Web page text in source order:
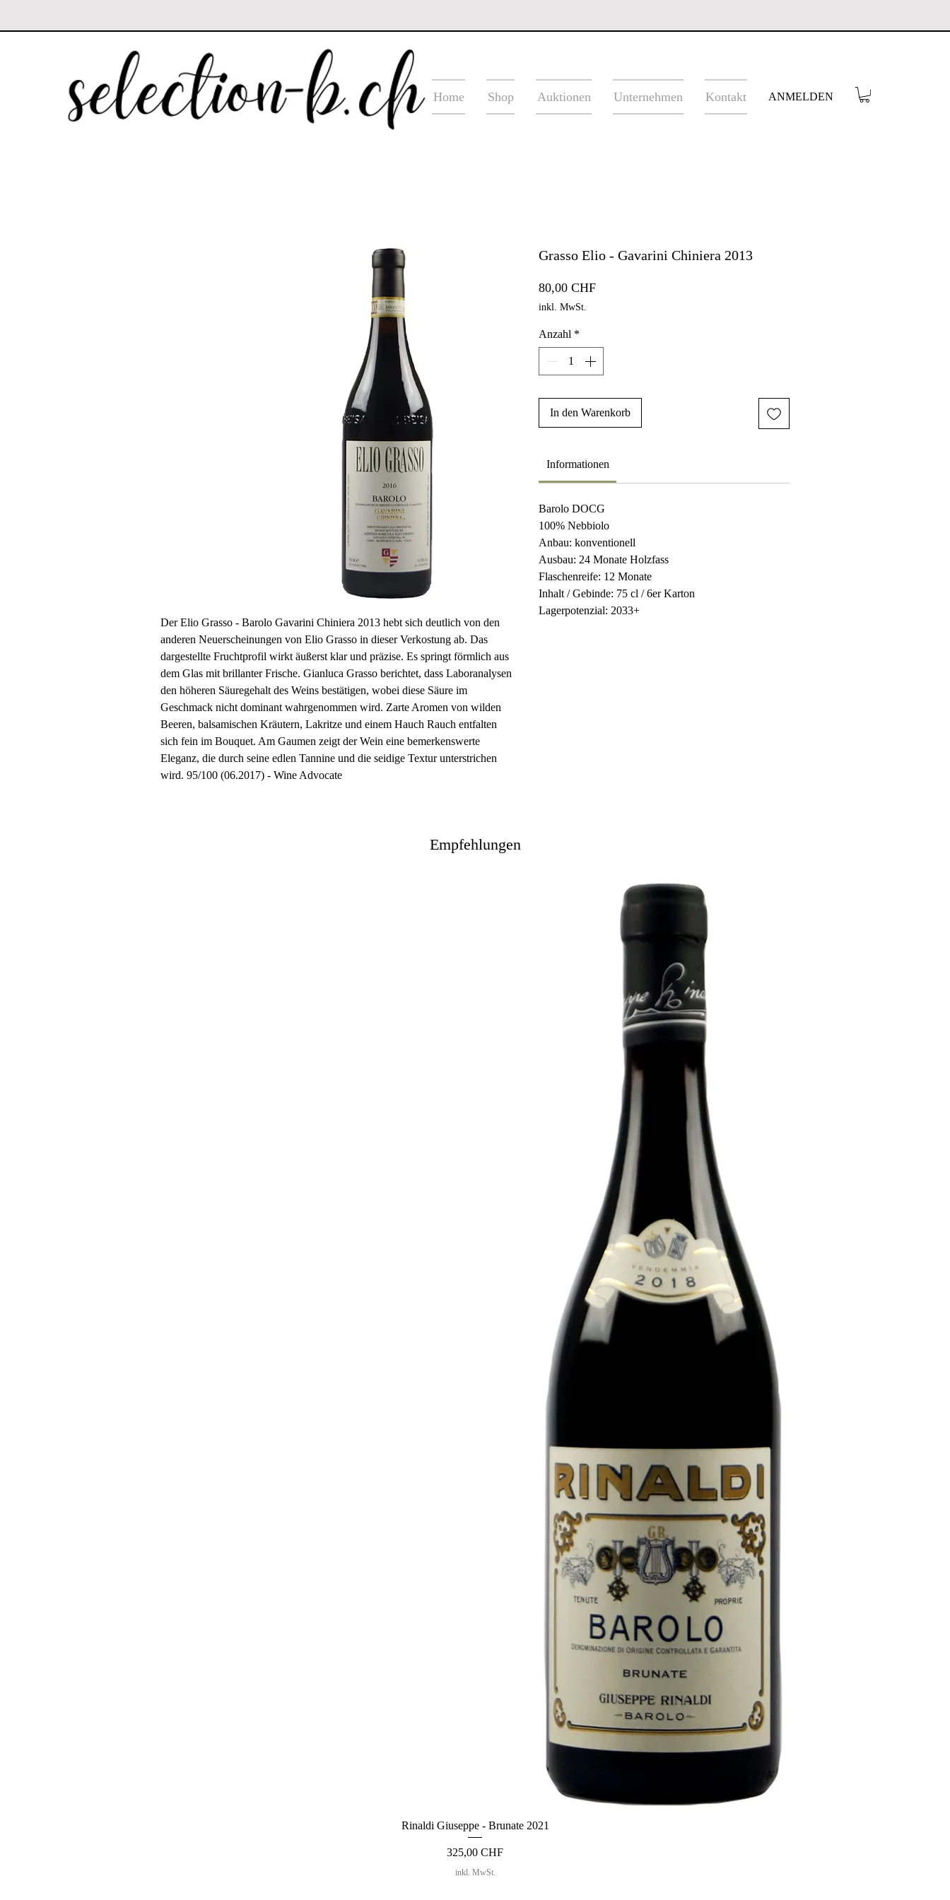
Home Shop Auktionen Unternehmen Kontakt ANMELDEN
Der Elio Grasso - Barolo Gavarini Chiniera 2013 hebt sich deutlich von den
anderen Neuerscheinungen von Elio Grasso in dieser Verkostung ab. Das
dargestellte Fruchtprofil wirkt äußerst klar und präzise. Es springt förmlich aus
dem Glas mit brillanter Frische. Gianluca Grasso berichtet, dass Laboranalysen
den höheren Säuregehalt des Weins bestätigen, wobei diese Säure im
Geschmack nicht dominant wahrgenommen wird. Zarte Aromen von wilden
Beeren, balsamischen Kräutern, Lakritze und einem Hauch Rauch entfalten
sich fein im Bouquet. Am Gaumen zeigt der Wein eine bemerkenswerte
Eleganz, die durch seine edlen Tannine und die seidige Textur unterstrichen
wird. 95/100 (06.2017) - Wine Advocate
Grasso Elio - Gavarini Chiniera 2013
80,00 CHFPreis
inkl. MwSt.
Anzahl *
In den Warenkorb
Informationen
Barolo DOCG
100% Nebbiolo
Anbau: konventionell
Ausbau: 24 Monate Holzfass
Flaschenreife: 12 Monate
Inhalt / Gebinde: 75 cl / 6er Karton
Lagerpotenzial: 2033+
Empfehlungen
Rinaldi Giuseppe - Brunate 2021
Preis
325,00 CHF
inkl. MwSt.